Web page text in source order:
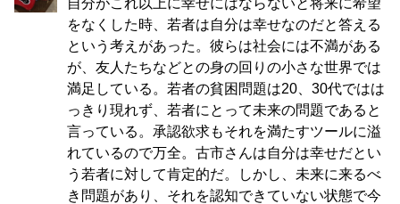
自分がこれ以上に幸せにはならないと将来に希望
をなくした時、若者は自分は幸せなのだと答える
という考えがあった。彼らは社会には不満がある
が、友人たちなどとの身の回りの小さな世界では
満足している。若者の貧困問題は20、30代ではは
っきり現れず、若者にとって未来の問題であると
言っている。承認欲求もそれを満たすツールに溢
れているので万全。古市さんは自分は幸せだとい
う若者に対して肯定的だ。しかし、未来に来るべ
き問題があり、それを認知できていない状態で今